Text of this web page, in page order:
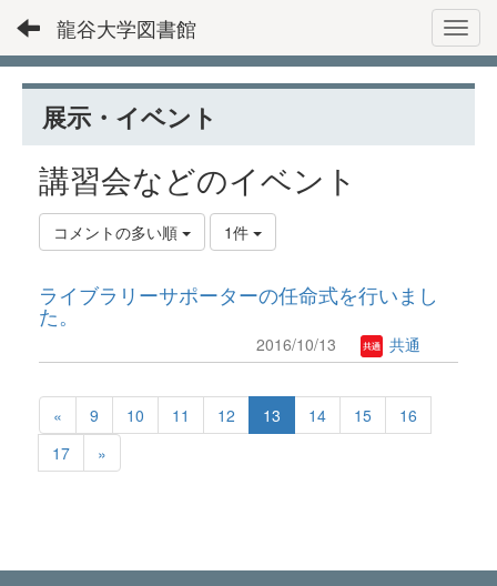
龍谷大学図書館
展示・イベント
講習会などのイベント
コメントの多い順 1件
ライブラリーサポーターの任命式を行いまし
た。
2016/10/13 共通
« 9 10 11 12 13 14 15
16
17
»